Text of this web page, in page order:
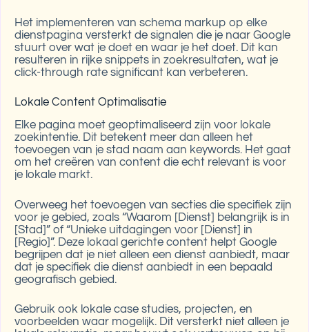
Het implementeren van schema markup op elke
dienstpagina versterkt de signalen die je naar Google
stuurt over wat je doet en waar je het doet. Dit kan
resulteren in rijke snippets in zoekresultaten, wat je
click-through rate significant kan verbeteren.
Lokale Content Optimalisatie
Elke pagina moet geoptimaliseerd zijn voor lokale
zoekintentie. Dit betekent meer dan alleen het
toevoegen van je stad naam aan keywords. Het gaat
om het creëren van content die echt relevant is voor
je lokale markt.
Overweeg het toevoegen van secties die specifiek zijn
voor je gebied, zoals “Waarom [Dienst] belangrijk is in
[Stad]” of “Unieke uitdagingen voor [Dienst] in
[Regio]”. Deze lokaal gerichte content helpt Google
begrijpen dat je niet alleen een dienst aanbiedt, maar
dat je specifiek die dienst aanbiedt in een bepaald
geografisch gebied.
Gebruik ook lokale case studies, projecten, en
voorbeelden waar mogelijk. Dit versterkt niet alleen je